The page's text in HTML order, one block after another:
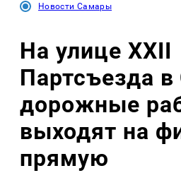
Новости Самары
На улице XXII
Партсъезда
дорожные
выходят на
прямую